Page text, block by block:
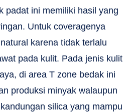
padat ini memiliki hasil yang
Untuk coveragenya
karena tidak terlalu
pada kulit. Pada jenis kulit
di area T zone bedak ini
produksi minyak walaupun
silica yang mampu